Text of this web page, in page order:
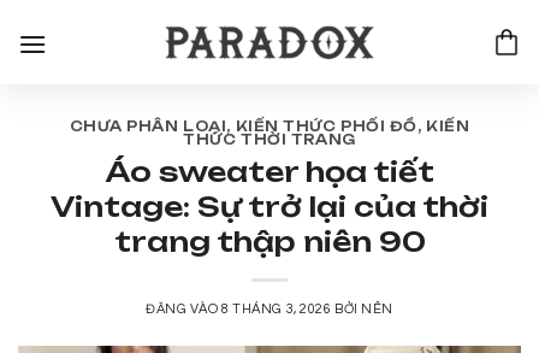
qua
CHƯA PHÂN LOẠI , KIẾN THỨC PHỐI ĐỒ, KIẾN
THỨC THỜI TRANG
Áo sweater họa tiết
Vintage: Sự trở lại của thời
trang thập niên 90
ĐĂNG VÀO8 THÁNG 3, 2026 BỞI NÊN